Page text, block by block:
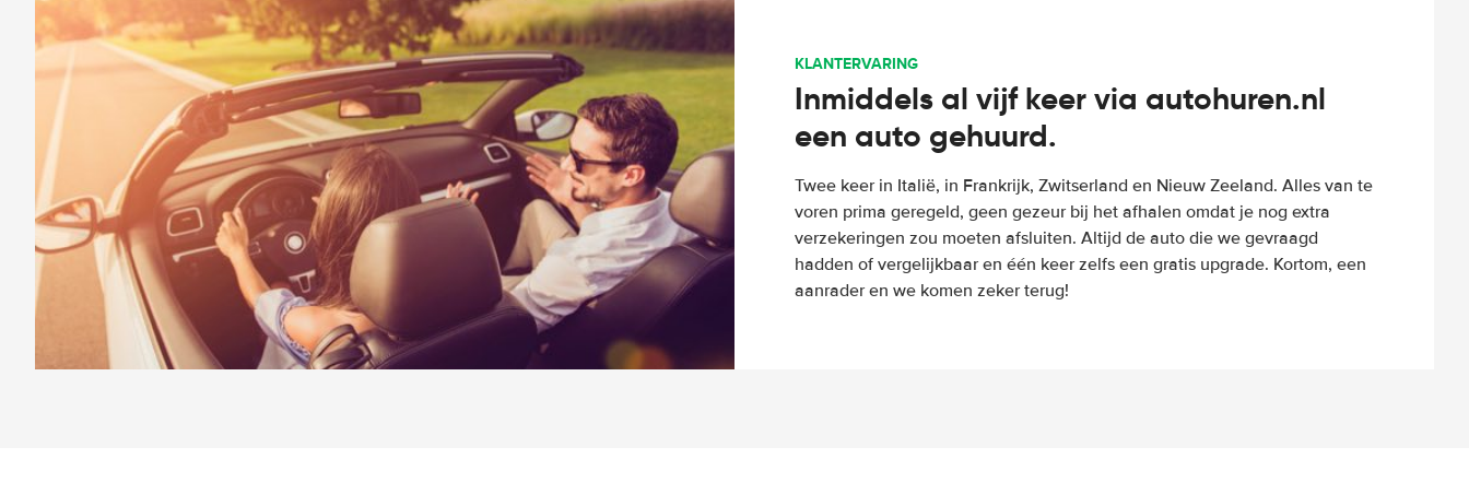
KLANTERVARING
Inmiddels al vijf keer via autohuren.nl
een auto gehuurd.
Twee keer in Italië, in Frankrijk, Zwitserland en Nieuw Zeeland. Alles van te
voren prima geregeld, geen gezeur bij het afhalen omdat je nog extra
verzekeringen zou moeten afsluiten. Altijd de auto die we gevraagd
hadden of vergelijkbaar en één keer zelfs een gratis upgrade. Kortom, een
aanrader en we komen zeker terug!